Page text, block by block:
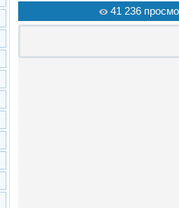
41 236